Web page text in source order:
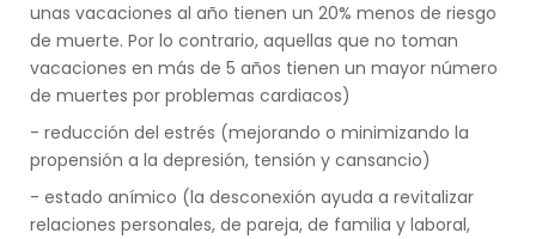
unas vacaciones al año tienen un 20% menos de riesgo
de muerte. Por lo contrario, aquellas que no toman
vacaciones en más de 5 años tienen un mayor número
de muertes por problemas cardiacos)
- reducción del estrés (mejorando o minimizando la
propensión a la depresión, tensión y cansancio)
- estado anímico (la desconexión ayuda a revitalizar
relaciones personales, de pareja, de familia y laboral,